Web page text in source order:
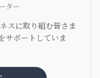
ター
スに取り組む皆さま
サポートしていま